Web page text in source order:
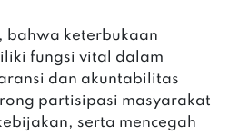
bahwa keterbukaan
fungsi vital dalam
dan akuntabilitas
partisipasi masyarakat
serta mencegah